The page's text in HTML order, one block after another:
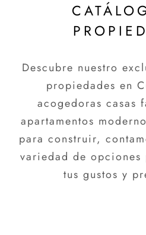
Descubre nuestro
propiedades en
acogedoras casas
apartamentos
para construir,
variedad de opciones
tus gustos y